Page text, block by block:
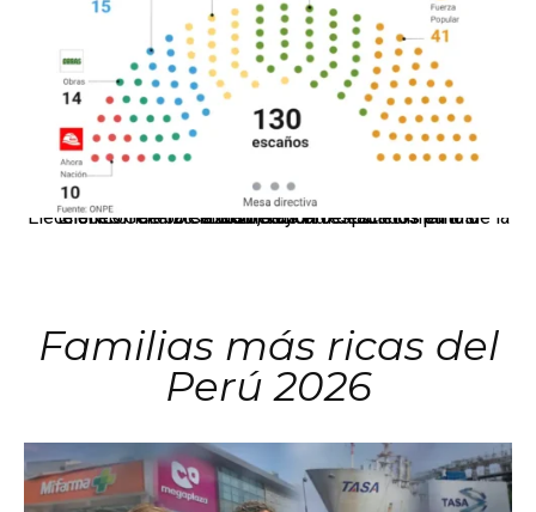
El JNE oficializó la distribución de escaños para la elección de 60 senadores y 130 diputados en las Elecciones Generales 2026, tras el restablecimiento de la Bicameralidad.
Familias más ricas del
Perú 2026